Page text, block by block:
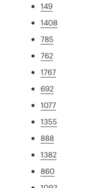
149
1408
785
762
1767
692
1077
1355
888
1382
860